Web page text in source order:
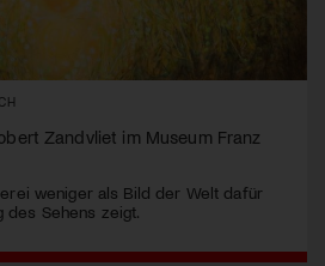
Zandvliet im Museum Franz
weniger als Bild der Welt dafür
des Sehens zeigt.